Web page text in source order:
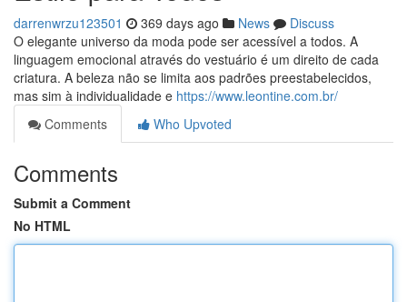
darrenwrzu123501 369 days ago News
Discuss
O elegante universo da moda pode ser acessível a todos. A
linguagem emocional através do vestuário é um direito de cada
criatura. A beleza não se limita aos padrões preestabelecidos,
mas sim à individualidade e https://www.leontine.com.br/
Comments
Who Upvoted
Comments
Submit a Comment
No HTML